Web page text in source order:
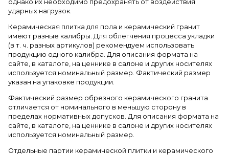
однако их необходимо предохранять от воздействия
ударных нагрузок.
Керамическая плитка для пола и керамический гранит
имеют разные калибры. Для облегчения процесса укладки
(в т. ч. разных артикулов) рекомендуем использовать
продукцию одного калибра. Для описания формата на
сайте, в каталоге, на ценнике в салоне и других носителях
используется номинальный размер. Фактический размер
указан на упаковке продукции.
Фактический размер обрезного керамического гранита
отличается от номинального в меньшую сторону в
пределах нормативных допусков. Для описания формата на
сайте, в каталоге, на ценнике в салоне и других носителях
используется номинальный размер.
Отдельные партии керамической плитки и керамического